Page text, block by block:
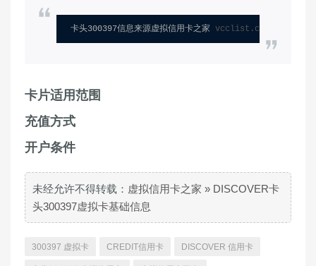
卡头300397信息来源虚拟信用卡之家 vcclist.com
卡片适用范围
充值方式
开户条件
未经允许不得转载： 虚拟信用卡之家 » DISCOVER卡
头300397虚拟卡基础信息
300397 虚拟卡 CREDIT信用卡 DISCOVER 信用卡